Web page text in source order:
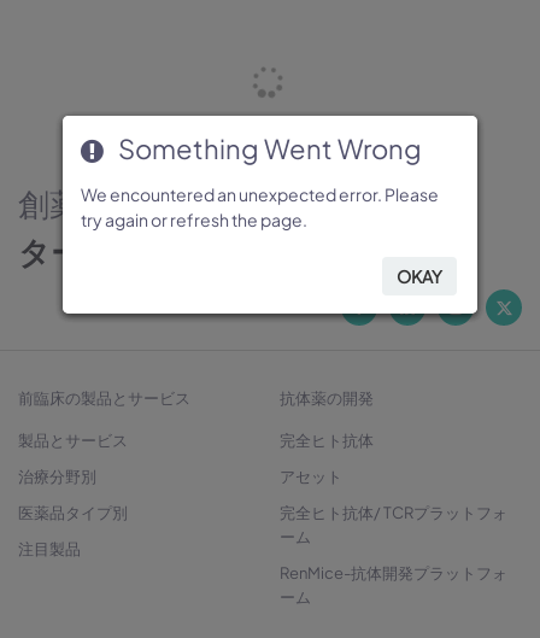
創薬のパートナー
ターゲットから治療法開発へ
前臨床の製品とサービス
製品とサービス
治療分野別
医薬品タイプ別
注目製品
抗体薬の開発
完全ヒト抗体
アセット
完全ヒト抗体/ TCRプラットフォ
ーム
RenMice-抗体開発プラットフォ
ーム
Something Went Wrong
We encountered an unexpected error. Please
try again or refresh the page.
OKAY
Something Went Wrong
We encountered an unexpected error. Please
try again or refresh the page.
OKAY
Something Went Wrong
We encountered an unexpected error. Please
try again or refresh the page.
OKAY
Something Went Wrong
We encountered an unexpected error. Please
try again or refresh the page.
OKAY
Something Went Wrong
We encountered an unexpected error. Please
try again or refresh the page.
OKAY